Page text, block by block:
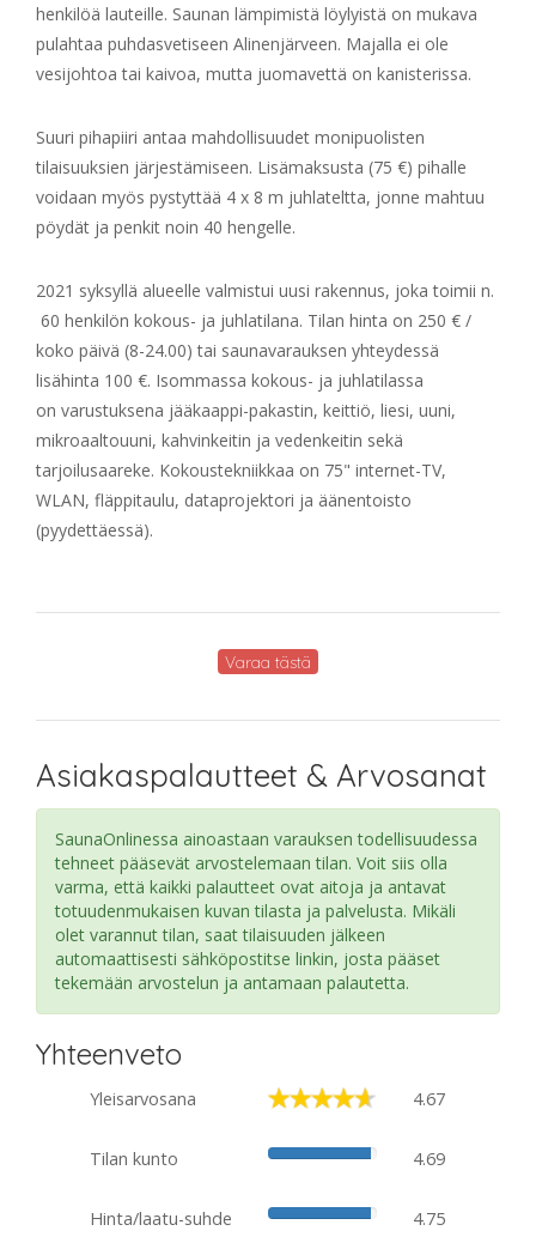
henkilöä lauteille. Saunan lämpimistä löylyistä on mukava
pulahtaa puhdasvetiseen Alinenjärveen. Majalla ei ole
vesijohtoa tai kaivoa, mutta juomavettä on kanisterissa.
Suuri pihapiiri antaa mahdollisuudet monipuolisten
tilaisuuksien järjestämiseen. Lisämaksusta (75 €) pihalle
voidaan myös pystyttää 4 x 8 m juhlateltta, jonne mahtuu
pöydät ja penkit noin 40 hengelle.
2021 syksyllä alueelle valmistui uusi rakennus, joka toimii n.
60 henkilön kokous- ja juhlatilana. Tilan hinta on 250 € /
koko päivä (8-24.00) tai saunavarauksen yhteydessä
lisähinta 100 €. Isommassa kokous- ja juhlatilassa
on varustuksena jääkaappi-pakastin, keittiö, liesi, uuni,
mikroaaltouuni, kahvinkeitin ja vedenkeitin sekä
tarjoilusaareke. Kokoustekniikkaa on 75" internet-TV,
WLAN, fläppitaulu, dataprojektori ja äänentoisto
(pyydettäessä).
Varaa tästä
Asiakaspalautteet & Arvosanat
SaunaOnlinessa ainoastaan varauksen todellisuudessa
tehneet pääsevät arvostelemaan tilan. Voit siis olla
varma, että kaikki palautteet ovat aitoja ja antavat
totuudenmukaisen kuvan tilasta ja palvelusta. Mikäli
olet varannut tilan, saat tilaisuuden jälkeen
automaattisesti sähköpostitse linkin, josta pääset
tekemään arvostelun ja antamaan palautetta.
Yhteenveto
Yleisarvosana 4.67
Tilan kunto 4.69
Hinta/laatu-suhde 4.75